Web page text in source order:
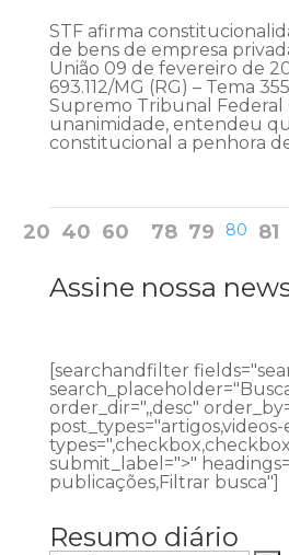
STF afirma
de bens de empresa
União 09 de fevereiro de
693.112/MG (RG) – Tema
Supremo Tribunal Federal
unanimidade, entendeu
constitucional a penhora
20 40 60 78 79 80 81
Assine nossa
[searchandfilter
order_dir=",,desc"
post_types="artigos,videos-
submit_label=">"
publicações,Filtrar busca"]
Resumo diário